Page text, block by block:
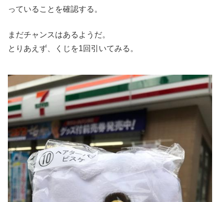
っていることを確認する。
まだチャンスはあるようだ。
とりあえず、くじを1回引いてみる。